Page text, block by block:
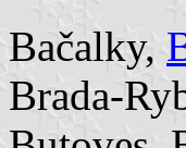
Bačalky,
Brada-